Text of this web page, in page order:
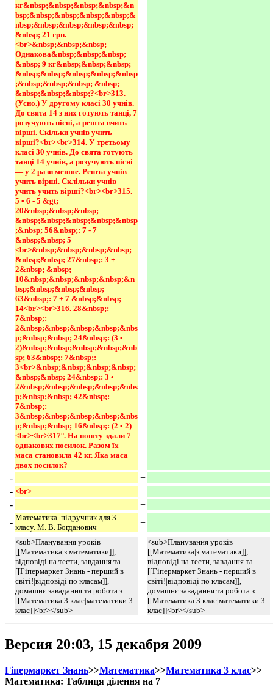
кг&nbsp;&nbsp;&nbsp;&nbsp;&n
bsp;&nbsp;&nbsp;&nbsp;&nbsp;&
nbsp;&nbsp;&nbsp;&nbsp;&nbsp;
&nbsp; 21 грн.
<br>&nbsp;&nbsp;&nbsp;
Однакова&nbsp;&nbsp;&nbsp;
&nbsp; 9 кг&nbsp;&nbsp;&nbsp;
&nbsp;&nbsp;&nbsp;&nbsp;&nbsp
;&nbsp;&nbsp;&nbsp; &nbsp;
&nbsp;&nbsp;&nbsp;?<br>313.
(Усно.) У другому класі 30 учнів.
До свята 14 з них готують танці, 7
розучують пісні, а решта вчить
вірші. Скільки учнів учить
вірші?<br><br>314. У третьому
класі 30 учнів. До свята готують
танці 14 учнів, а розучують пісні
— у 2 рази менше. Решта учнів
учить вірші. Склільки учнів
учить учить вірші?<br><br>315.
5 • 6 - 5 &gt;
20&nbsp;&nbsp;&nbsp;
&nbsp;&nbsp;&nbsp;&nbsp;&nbsp
;&nbsp; 56&nbsp;: 7 - 7
&nbsp;&nbsp; 5
<br>&nbsp;&nbsp;&nbsp;&nbsp;
&nbsp;&nbsp; 27&nbsp;: 3 +
2&nbsp; &nbsp;
10&nbsp;&nbsp;&nbsp;&nbsp;&n
bsp;&nbsp;&nbsp;&nbsp;
63&nbsp;: 7 + 7 &nbsp;&nbsp;
14<br><br>316. 28&nbsp;:
7&nbsp;:
2&nbsp;&nbsp;&nbsp;&nbsp;&nbs
p;&nbsp;&nbsp; 24&nbsp;: (3 •
2)&nbsp;&nbsp;&nbsp;&nbsp;&nb
sp; 63&nbsp;: 7&nbsp;:
3<br>&nbsp;&nbsp;&nbsp;&nbsp;
&nbsp;&nbsp; 24&nbsp;: 3 •
2&nbsp;&nbsp;&nbsp;&nbsp;&nbs
p;&nbsp;&nbsp; 42&nbsp;:
7&nbsp;:
3&nbsp;&nbsp;&nbsp;&nbsp;&nbs
p;&nbsp;&nbsp; 16&nbsp;: (2 • 2)
<br><br>317°. На пошту здали 7
однакових посилок. Разом їх
маса становила 42 кг. Яка маса
двох посилок?
-
+
- <br>
+
-
+
- Математика. підручник для 3
класу. М. В. Богданович
+
<sub>Планування уроків
[[Математика|з математики]],
відповіді на тести, завдання та
[[Гіпермаркет Знань - перший в
світі!|відповіді по класам]],
домашнє завадання та робота з
[[Математика 3 клас|математики 3
клас]]<br></sub>
<sub>Планування уроків
[[Математика|з математики]],
відповіді на тести, завдання та
[[Гіпермаркет Знань - перший в
світі!|відповіді по класам]],
домашнє завадання та робота з
[[Математика 3 клас|математики 3
клас]]<br></sub>
Версия 20:03, 15 декабря 2009
Гіпермаркет Знань>>Математика>>Математика 3 клас>>
Математика: Таблиця ділення на 7